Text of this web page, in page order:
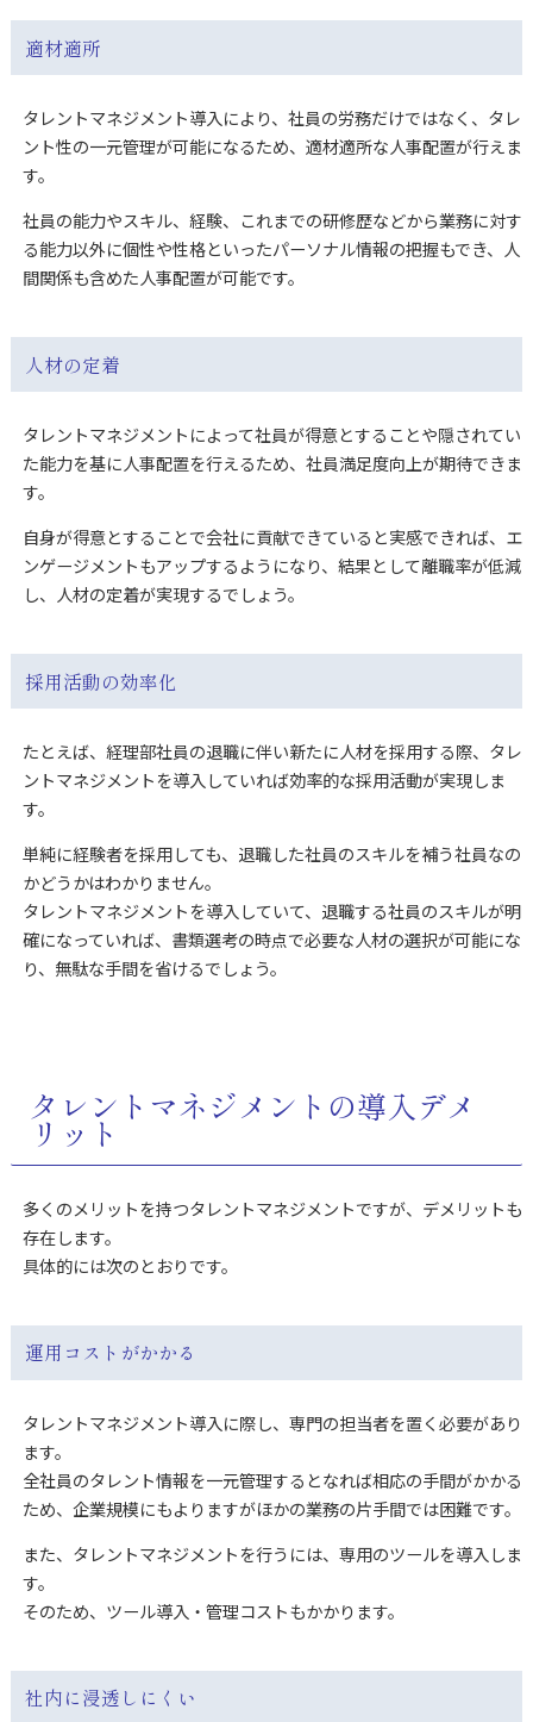
適材適所
タレントマネジメント導入により、社員の労務だけではなく、タレ
ント性の一元管理が可能になるため、適材適所な人事配置が行えま
す。
社員の能力やスキル、経験、これまでの研修歴などから業務に対す
る能力以外に個性や性格といったパーソナル情報の把握もでき、人
間関係も含めた人事配置が可能です。
人材の定着
タレントマネジメントによって社員が得意とすることや隠されてい
た能力を基に人事配置を行えるため、社員満足度向上が期待できま
す。
自身が得意とすることで会社に貢献できていると実感できれば、エ
ンゲージメントもアップするようになり、結果として離職率が低減
し、人材の定着が実現するでしょう。
採用活動の効率化
たとえば、経理部社員の退職に伴い新たに人材を採用する際、タレ
ントマネジメントを導入していれば効率的な採用活動が実現しま
す。
単純に経験者を採用しても、退職した社員のスキルを補う社員なの
かどうかはわかりません。
タレントマネジメントを導入していて、退職する社員のスキルが明
確になっていれば、書類選考の時点で必要な人材の選択が可能にな
り、無駄な手間を省けるでしょう。
タレントマネジメントの導入デメ
リット
多くのメリットを持つタレントマネジメントですが、デメリットも
存在します。
具体的には次のとおりです。
運用コストがかかる
タレントマネジメント導入に際し、専門の担当者を置く必要があり
ます。
全社員のタレント情報を一元管理するとなれば相応の手間がかかる
ため、企業規模にもよりますがほかの業務の片手間では困難です。
また、タレントマネジメントを行うには、専用のツールを導入しま
す。
そのため、ツール導入・管理コストもかかります。
社内に浸透しにくい